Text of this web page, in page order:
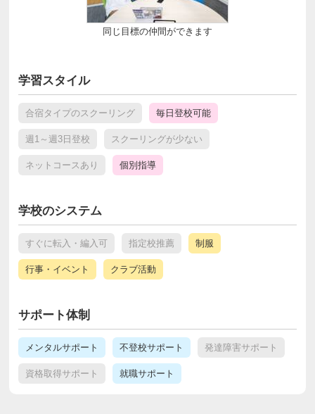
同じ目標の仲間ができます
学習スタイル
合宿タイプのスクーリング 毎日登校可能
週1～週3日登校 スクーリングが少ない
ネットコースあり 個別指導
学校のシステム
すぐに転入・編入可 指定校推薦 制服
行事・イベント クラブ活動
サポート体制
メンタルサポート 不登校サポート 発達障害サポート
資格取得サポート 就職サポート